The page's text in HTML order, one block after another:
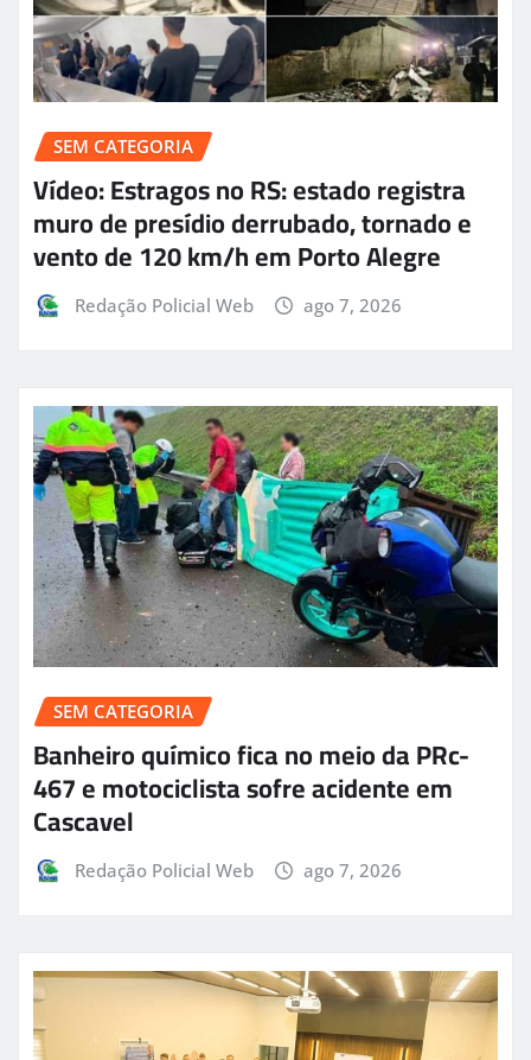
SEM CATEGORIA
Vídeo: Estragos no RS: estado registra
muro de presídio derrubado, tornado e
vento de 120 km/h em Porto Alegre
Redação Policial Web ago 7, 2026
SEM CATEGORIA
Banheiro químico fica no meio da PRc-
467 e motociclista sofre acidente em
Cascavel
Redação Policial Web ago 7, 2026